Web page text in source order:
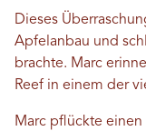
Dieses
Apfelanbau und
brachte. Marc
Reef in einem der
Marc pflückte